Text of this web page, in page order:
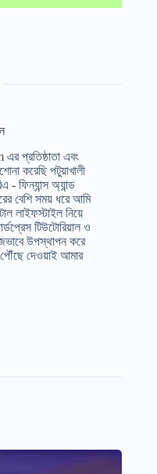
প্রতিষ্ঠাতা এবং
করেছি পটুয়াখালী
- ফিন্যান্স অ্যান্ড
বেশি সময় ধরে আমি
লাইফস্টাইল নিয়ে
টিউটোরিয়াল ও
উপস্থাপন করে
পৌঁছে দেওয়াই আমার